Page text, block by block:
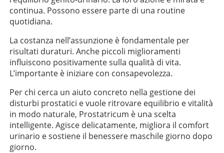
continua. Possono essere parte di una routine
quotidiana.
La costanza nell’assunzione è fondamentale per
risultati duraturi. Anche piccoli miglioramenti
influiscono positivamente sulla qualità di vita.
L’importante è iniziare con consapevolezza.
Per chi cerca un aiuto concreto nella gestione dei
disturbi prostatici e vuole ritrovare equilibrio e vitalità
in modo naturale, Prostatricum è una scelta
intelligente. Agisce delicatamente, migliora il comfort
urinario e sostiene il benessere maschile giorno dopo
giorno.